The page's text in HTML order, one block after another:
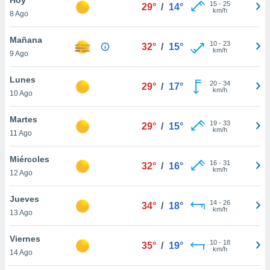
en
más
nuestra
de
cookies
aceptar
8 Ago
29° / 14° 15- 25
km/h
Mañana
9 Ago
32° / 15° 10- 23
km/h
Lunes
10 Ago
29° / 17° 20- 34
km/h
Martes
11 Ago
29° / 15° 19- 33
km/h
Miércoles
12 Ago
32° / 16° 16- 31
km/h
Jueves
13 Ago
34° / 18° 14- 26
km/h
Viernes
14 Ago
35° / 19° 10- 18
km/h